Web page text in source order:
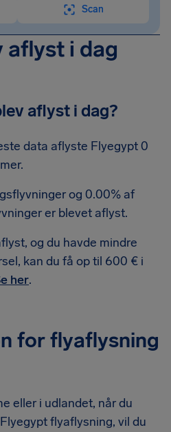
Scan
aflyst i dag
aflyst i dag?
data aflyste Flyegypt 0
og 0.00% af
er blevet aflyst.
og du havde mindre
kan du få op til 600 € i
her.
for flyaflysning
eller i udlandet, når du
flyaflysning, vil du